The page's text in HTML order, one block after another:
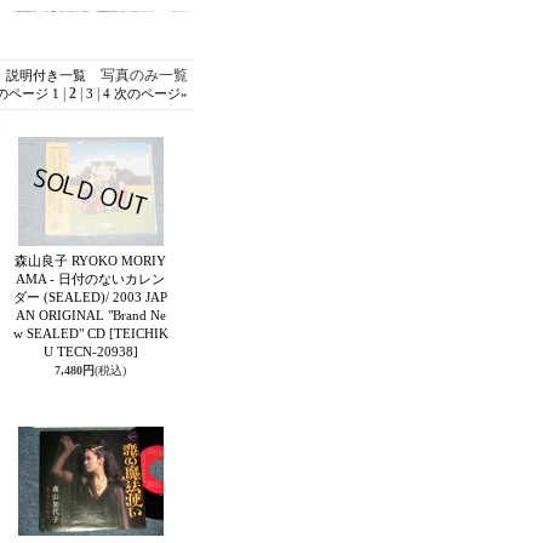
説明付き一覧写真のみ一覧
ページ 1 2| 3 4 次のページ»
森山良子 RYOKO MORIY
AMA - 日付のないカレン
ダー (SEALED)/ 2003 JAP
AN ORIGINAL "Brand Ne
w SEALED" CD [TEICHIK
U TECN-20938]
7,480円(税込)